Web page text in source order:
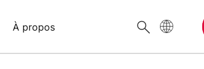
À propos Chercher